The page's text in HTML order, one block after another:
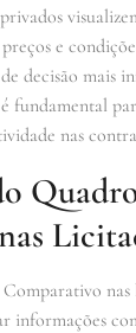
e
decisão mais
fundamental
nas
nas
informações